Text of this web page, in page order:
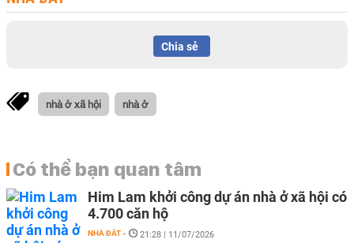
Chia sẻ
nhà ở xã hội nhà ở
Có thể bạn quan tâm
Him Lam khởi công dự án nhà ở xã hội có
4.700 căn hộ
NHÀ ĐẤT - 21:28 | 11/07/2026